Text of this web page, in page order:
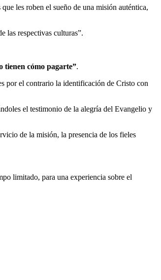
les roben el sueño de una misión auténtica,
las respectivas culturas”.
tienen cómo pagarte”.
por el contrario la identificación de Cristo con
el testimonio de la alegría del Evangelio y
de la misión, la presencia de los fieles
limitado, para una experiencia sobre el